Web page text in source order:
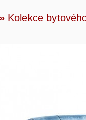
» Kolekce
Bytový nábytek »
a křesla